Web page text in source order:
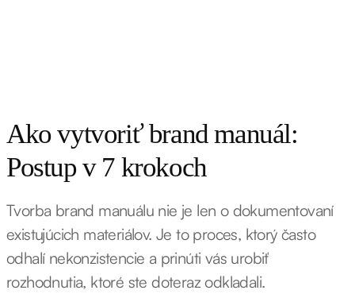
Ako vytvoriť brand manuál:
Postup v 7 krokoch
Tvorba brand manuálu nie je len o dokumentovaní
existujúcich materiálov. Je to proces, ktorý často
odhalí nekonzistencie a prinúti vás urobiť
rozhodnutia, ktoré ste doteraz odkladali.